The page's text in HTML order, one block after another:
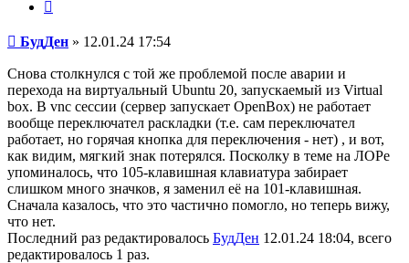
Сообщение
БудДен » 12.01.24 17:54
Снова столкнулся с той же проблемой после аварии и
перехода на виртуальный Ubuntu 20, запускаемый из Virtual
box. В vnc сессии (сервер запускает OpenBox) не работает
вообще переключател раскладки (т.е. сам переключател
работает, но горячая кнопка для переключения - нет) , и вот,
как видим, мягкий знак потерялся. Посколку в теме на ЛОРе
упоминалось, что 105-клавишная клавиатура забирает
слишком много значков, я заменил её на 101-клавишная.
Сначала казалось, что это частично помогло, но теперь вижу,
что нет.
Последний раз редактировалось БудДен 12.01.24 18:04, всего
редактировалось 1 раз.